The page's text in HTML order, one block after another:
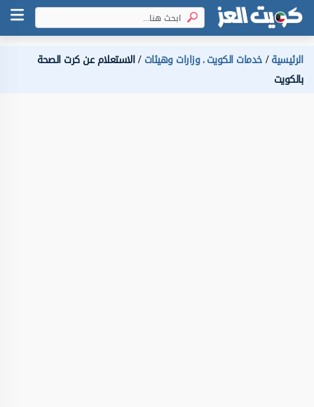
الرئيسية خدمات الكويت،وزارات وهيئات الاستعلام عن كرت الصحة
بالكويت